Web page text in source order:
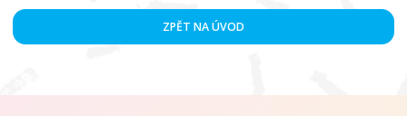
ZPĚT NA ÚVOD